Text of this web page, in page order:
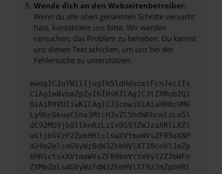
Wende dich an den Webseitenbetreiber.
Wenn du alle oben genannten Schritte versucht
hast, kontaktiere uns bitte. Wir werden
versuchen, das Problem zu beheben. Du kannst
uns diesen Text schicken, um uns bei der
Fehlersuche zu unterstützen:
ewogICJuYW1lIjogIk5ldHdvcmtFcnJvciIs
CiAgImNvbmZpZyI6IHsKICAgICJtZXRob2Qi
OiAiR0VUIiwKICAgICJ1cmwiOiAiaHR0cHM6
Ly9hcGkueC5ha3MtcHJvZC5hdWRhcmlzLm5l
dC92MS9jbGllbnRzLzIxOS93ZWJzaXRlLXZl
aGljbGVzP2ZpbHRlclswXVtmaWVsZF09aXNP
d24mZmlsdGVyWzBdW3ZhbHVlXT10cnVlJmZp
bHRlclsxXVtmaWVsZF09bnVtYmVyT2ZJbWFn
ZXMmZmlsdGVyWzFdW3ZhbHVlXT0zJmZpbHRl